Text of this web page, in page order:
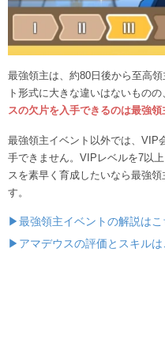
最強領主は、約80日後から至高
ト形式に大きな違いはないものの
スの欠片を入手できるのは最強領
最強領主イベント以外では、VIP
手できません。VIPレベルを7以
スを素早く育成したいなら最強
す。
▶最強領主イベントの解説はこ
▶アマデウスの評価とスキルは